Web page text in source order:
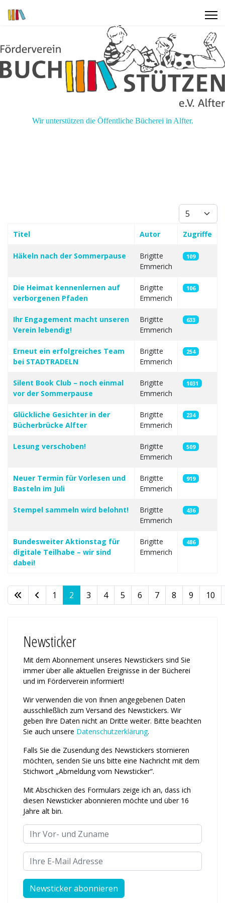
Wir unterstützen die Öffentliche Bücherei in Alfter.
Anzeige #
Titel Autor Zugriffe
Häkeln nach der Sommerpause
Brigitte
Emmerich
109
Die Heimat kennenlernen auf
verborgenen Pfaden
Brigitte
Emmerich
106
Ihr Engagement macht unseren
Verein lebendig!
Brigitte
Emmerich
633
Erneut ein erfolgreiches Team
bei STADTRADELN
Brigitte
Emmerich
254
Silent Book Club – noch einmal
vor der Sommerpause
Brigitte
Emmerich
1031
Glückliche Gesichter in der
Bücherbrücke Alfter
Brigitte
Emmerich
234
Lesung verschoben!
Brigitte
Emmerich
509
Neuer Termin für Vorlesen und
Basteln im Juli
Brigitte
Emmerich
919
Stempel sammeln wird belohnt!
Brigitte
Emmerich
436
Bundesweiter Aktionstag für
digitale Teilhabe – wir sind
dabei!
Brigitte
Emmerich
486
Seite 2 von 11
1 2 3 4 5 6 7 8 9 10
Newsticker
Mit dem Abonnement unseres News­tickers sind Sie
immer über alle ak­tu­ellen Ereignisse in der Bücherei
und im Förderverein informiert!
Wir verwenden die von Ihnen an­ge­ge­benen Daten
ausschließlich zum Ver­sand des Newstickers. Wir
geben Ihre Daten nicht an Dritte weiter. Bitte beachten
Sie auch unsere Daten­schutz­erklärung.
Falls Sie die Zusendung des News­tickers stornieren
möchten, senden Sie uns bitte eine Nachricht mit dem
Stichwort „Abmeldung vom News­ticker“.
Mit Abschicken des Formulars zeige ich an, dass ich
diesen Newsticker abonnieren möchte und über 16
Jahre alt bin.
Ihr Vor- und Zuname
Ihre E-Mail Adresse